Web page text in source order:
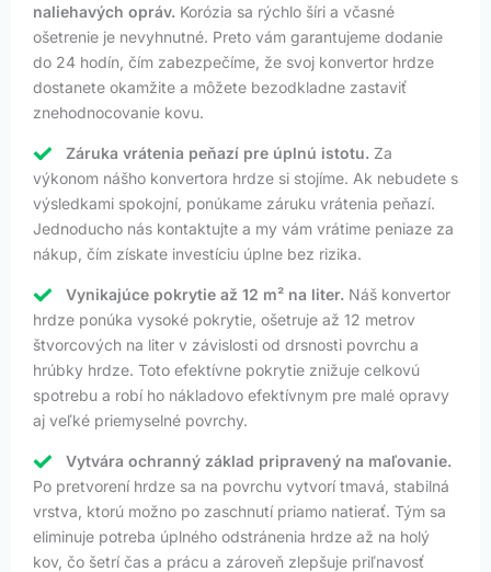
naliehavých opráv. Korózia sa rýchlo šíri a včasné
ošetrenie je nevyhnutné. Preto vám garantujeme dodanie
do 24 hodín, čím zabezpečíme, že svoj konvertor hrdze
dostanete okamžite a môžete bezodkladne zastaviť
znehodnocovanie kovu.
Záruka vrátenia peňazí pre úplnú istotu. Za
výkonom nášho konvertora hrdze si stojíme. Ak nebudete s
výsledkami spokojní, ponúkame záruku vrátenia peňazí.
Jednoducho nás kontaktujte a my vám vrátime peniaze za
nákup, čím získate investíciu úplne bez rizika.
Vynikajúce pokrytie až 12 m² na liter. Náš konvertor
hrdze ponúka vysoké pokrytie, ošetruje až 12 metrov
štvorcových na liter v závislosti od drsnosti povrchu a
hrúbky hrdze. Toto efektívne pokrytie znižuje celkovú
spotrebu a robí ho nákladovo efektívnym pre malé opravy
aj veľké priemyselné povrchy.
Vytvára ochranný základ pripravený na maľovanie.
Po pretvorení hrdze sa na povrchu vytvorí tmavá, stabilná
vrstva, ktorú možno po zaschnutí priamo natierať. Tým sa
eliminuje potreba úplného odstránenia hrdze až na holý
kov, čo šetrí čas a prácu a zároveň zlepšuje priľnavosť